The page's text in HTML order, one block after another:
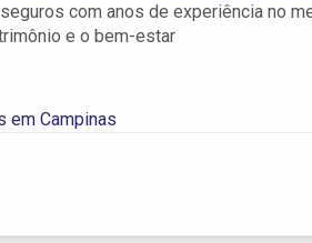
com anos de experiência no
e o bem-estar
em Campinas